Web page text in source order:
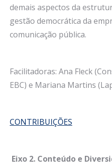
demais aspectos da
gestão democrática da
comunicação pública.
Facilitadoras: Ana Fleck
EBC) e Mariana Martins
CONTRIBUIÇÕES
Eixo 2. Conteúdo e